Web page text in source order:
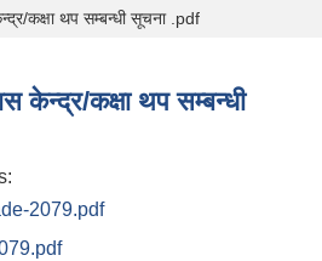
कक्षा थप सम्बन्धी सूचना .pdf
केन्द्र/कक्षा थप सम्बन्धी
2079.pdf